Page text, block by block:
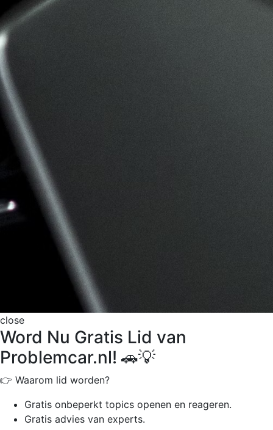
close
Word Nu Gratis Lid van
Problemcar.nl! 🚗💡
👉 Waarom lid worden?
Gratis onbeperkt topics openen en reageren.
Gratis advies van experts.